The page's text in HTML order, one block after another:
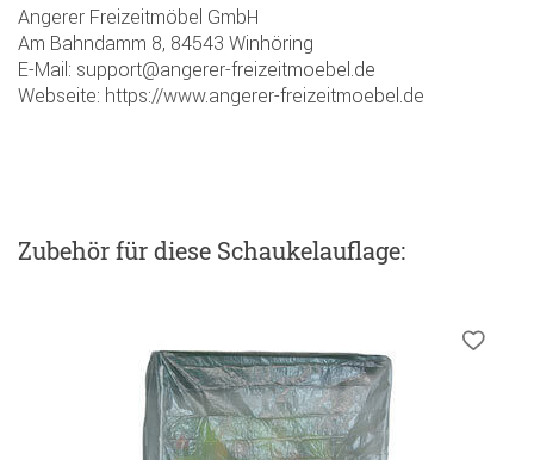
Angerer Freizeitmöbel GmbH
Am Bahndamm 8, 84543 Winhöring
E-Mail: support@angerer-freizeitmoebel.de
Webseite: https://www.angerer-freizeitmoebel.de
Zubehörfür diese Schaukelauflage: